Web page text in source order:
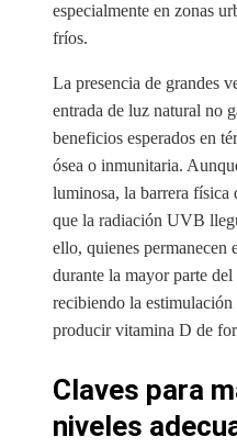
especialmente en zonas
fríos.
La presencia de grandes
entrada de luz natural no
beneficios esperados en
ósea o inmunitaria.
luminosa, la barrera
que la radiación UVB
ello, quienes permanecen
durante la mayor parte del
recibiendo la estimulación
producir vitamina D de
Claves para
niveles